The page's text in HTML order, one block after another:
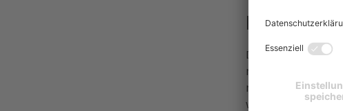
Lohnt
Die kurze
nicht im
reicht für eine
weniger die